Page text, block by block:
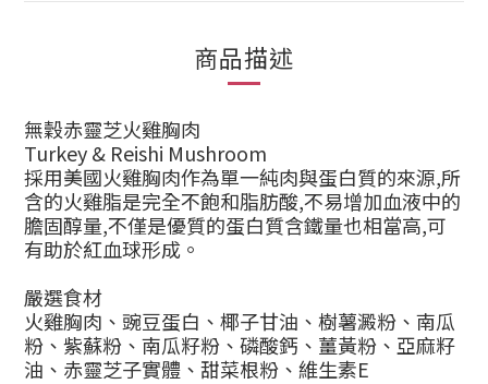
商品描述
無穀赤靈芝火雞胸肉
Turkey & Reishi Mushroom
採用美國火雞胸肉作為單一純肉與蛋白質的來源,所
含的火雞脂是完全不飽和脂肪酸,不易增加血液中的
膽固醇量,不僅是優質的蛋白質含鐵量也相當高,可
有助於紅血球形成。
嚴選食材
火雞胸肉、豌豆蛋白、椰子甘油、樹薯澱粉、南瓜
粉、紫蘇粉、南瓜籽粉、磷酸鈣 、薑黃粉、亞麻籽
油、赤靈芝子實體、甜菜根粉、維生素E